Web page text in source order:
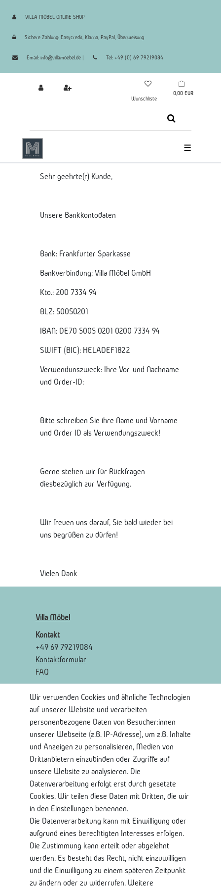
VILLA MÖBEL ONLINE SHOP
Sichere Zahlung: Easycredit, Klarna, PayPal, Überweisung
Email: info@villamoebel.de | Tel: +49 (0) 69 79219084
☰
Wunschliste
0,00 EUR
Sehr geehrte(r) Kunde,
Unsere Bankkontodaten
Bank: Frankfurter Sparkasse
Bankverbindung: Villa Möbel GmbH
Kto.: 200 7334 94
BLZ: 50050201
IBAN: DE70 5005 0201 0200 7334 94
SWIFT (BIC): HELADEF1822
Verwendunszweck: Ihre Vor-und Nachname
und Order-ID:
Bitte schreiben Sie ihre Name und Vorname
und Order ID als Verwendungszweck!
Gerne stehen wir für Rückfragen
diesbezüglich zur Verfügung.
Wir freuen uns darauf, Sie bald wieder bei
uns begrüßen zu dürfen!
Vielen Dank
Villa Möbel
Kontakt
+49 69 79219084
Kontaktformular
FAQ
Rechtliches
Widerrufsrecht
Widerrufsformular
Impressum
Shop Service
Kontaktseite
Mein Konto
Über Uns
Lieferung und Retoure
Bankkontodaten
Wir verwenden Cookies und ähnliche Technologien
auf unserer Website und verarbeiten
personenbezogene Daten von Besucher:innen
unserer Webseite (z.B. IP-Adresse), um z.B. Inhalte
und Anzeigen zu personalisieren, Medien von
Drittanbietern einzubinden oder Zugriffe auf
unsere Website zu analysieren. Die
Datenverarbeitung erfolgt erst durch gesetzte
Cookies. Wir teilen diese Daten mit Dritten, die wir
in den Einstellungen benennen.
Die Datenverarbeitung kann mit Einwilligung oder
aufgrund eines berechtigten Interesses erfolgen.
Die Zustimmung kann erteilt oder abgelehnt
werden. Es besteht das Recht, nicht einzuwilligen
und die Einwilligung zu einem späteren Zeitpunkt
zu ändern oder zu widerrufen. Weitere